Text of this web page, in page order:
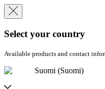
Select your country
Available products and contact
Suomi (Suomi)